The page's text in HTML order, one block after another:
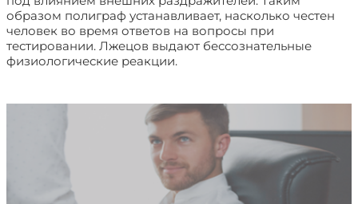
образом полиграф устанавливает, насколько честен
человек во время ответов на вопросы при
тестировании. Лжецов выдают бессознательные
физиологические реакции.